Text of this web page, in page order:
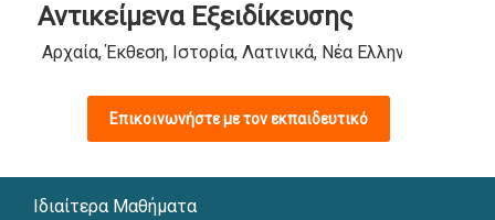
Αντικείμενα Εξειδίκευσης
Αρχαία, Έκθεση, Ιστορία, Λατινικά, Νέα Ελληνικά,
Επικοινωνήστε με τον εκπαιδευτικό
Ιδιαίτερα Μαθήματα